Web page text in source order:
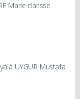
Marie clarisse
à UYGUR Mustafa